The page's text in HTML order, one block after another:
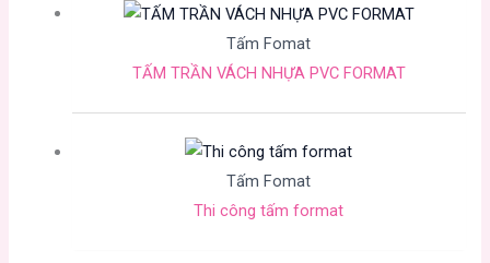
Tấm Fomat
TẤM TRẦN VÁCH NHỰA PVC FORMAT
Tấm Fomat
Thi công tấm format